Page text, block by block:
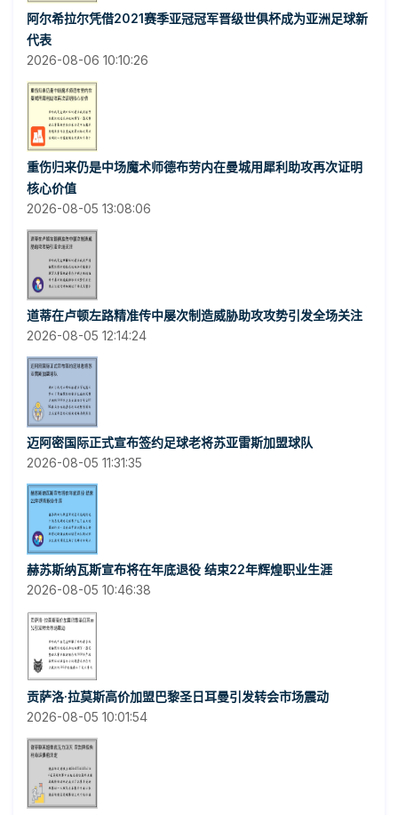
阿尔希拉尔凭借2021赛季亚冠冠军晋级世俱杯成为亚洲足球新
代表
2026-08-06 10:10:26
重伤归来仍是中场魔术师德布劳内在曼城用犀利助攻再次证明
核心价值
2026-08-05 13:08:06
道蒂在卢顿左路精准传中屡次制造威胁助攻攻势引发全场关注
2026-08-05 12:14:24
迈阿密国际正式宣布签约足球老将苏亚雷斯加盟球队
2026-08-05 11:31:35
赫苏斯纳瓦斯宣布将在年底退役 结束22年辉煌职业生涯
2026-08-05 10:46:38
贡萨洛·拉莫斯高价加盟巴黎圣日耳曼引发转会市场震动
2026-08-05 10:01:54